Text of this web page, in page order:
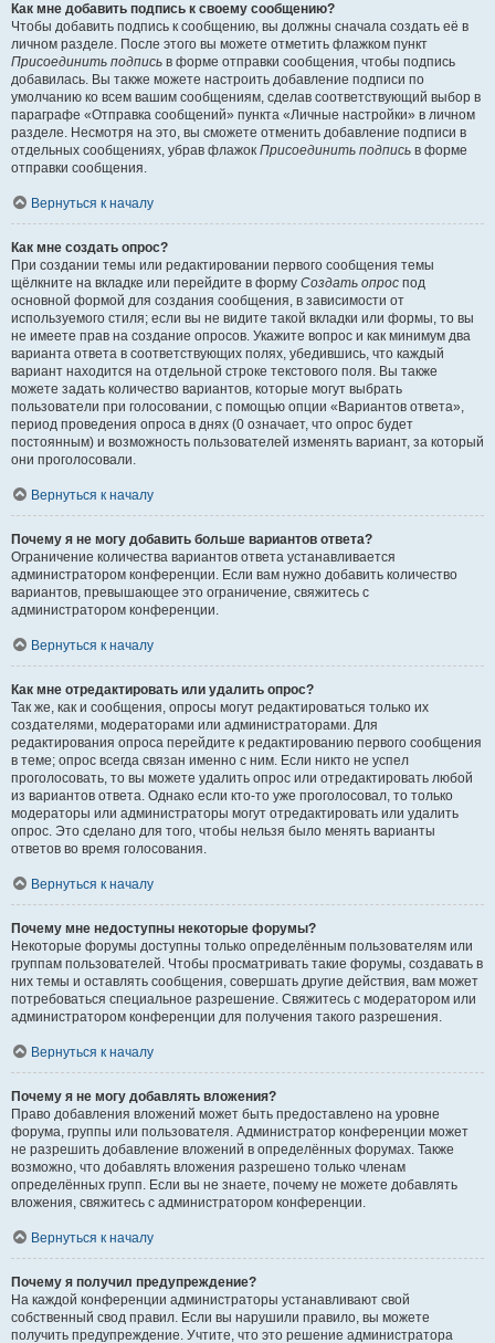
Как мне добавить подпись к своему сообщению?
Чтобы добавить подпись к сообщению, вы должны сначала создать её в
личном разделе. После этого вы можете отметить флажком пункт
Присоединить подпись в форме отправки сообщения, чтобы подпись
добавилась. Вы также можете настроить добавление подписи по
умолчанию ко всем вашим сообщениям, сделав соответствующий выбор в
параграфе «Отправка сообщений» пункта «Личные настройки» в личном
разделе. Несмотря на это, вы сможете отменить добавление подписи в
отдельных сообщениях, убрав флажок Присоединить подпись в форме
отправки сообщения.
Вернуться к началу
Как мне создать опрос?
При создании темы или редактировании первого сообщения темы
щёлкните на вкладке или перейдите в форму Создать опрос под
основной формой для создания сообщения, в зависимости от
используемого стиля; если вы не видите такой вкладки или формы, то вы
не имеете прав на создание опросов. Укажите вопрос и как минимум два
варианта ответа в соответствующих полях, убедившись, что каждый
вариант находится на отдельной строке текстового поля. Вы также
можете задать количество вариантов, которые могут выбрать
пользователи при голосовании, с помощью опции «Вариантов ответа»,
период проведения опроса в днях (0 означает, что опрос будет
постоянным) и возможность пользователей изменять вариант, за который
они проголосовали.
Вернуться к началу
Почему я не могу добавить больше вариантов ответа?
Ограничение количества вариантов ответа устанавливается
администратором конференции. Если вам нужно добавить количество
вариантов, превышающее это ограничение, свяжитесь с
администратором конференции.
Вернуться к началу
Как мне отредактировать или удалить опрос?
Так же, как и сообщения, опросы могут редактироваться только их
создателями, модераторами или администраторами. Для
редактирования опроса перейдите к редактированию первого сообщения
в теме; опрос всегда связан именно с ним. Если никто не успел
проголосовать, то вы можете удалить опрос или отредактировать любой
из вариантов ответа. Однако если кто-то уже проголосовал, то только
модераторы или администраторы могут отредактировать или удалить
опрос. Это сделано для того, чтобы нельзя было менять варианты
ответов во время голосования.
Вернуться к началу
Почему мне недоступны некоторые форумы?
Некоторые форумы доступны только определённым пользователям или
группам пользователей. Чтобы просматривать такие форумы, создавать в
них темы и оставлять сообщения, совершать другие действия, вам может
потребоваться специальное разрешение. Свяжитесь с модератором или
администратором конференции для получения такого разрешения.
Вернуться к началу
Почему я не могу добавлять вложения?
Право добавления вложений может быть предоставлено на уровне
форума, группы или пользователя. Администратор конференции может
не разрешить добавление вложений в определённых форумах. Также
возможно, что добавлять вложения разрешено только членам
определённых групп. Если вы не знаете, почему не можете добавлять
вложения, свяжитесь с администратором конференции.
Вернуться к началу
Почему я получил предупреждение?
На каждой конференции администраторы устанавливают свой
собственный свод правил. Если вы нарушили правило, вы можете
получить предупреждение. Учтите, что это решение администратора